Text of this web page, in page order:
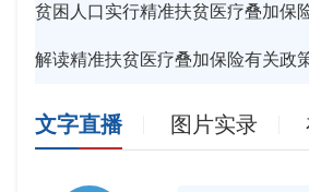
贫困人口实行精准扶贫医疗叠加保
解读精准扶贫医疗叠加保险有关政策
文字直播 图片实录